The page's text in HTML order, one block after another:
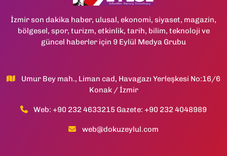
İzmir son dakika haber, ulusal, ekonomi, siyaset, magazin,
bölgesel, spor, turizm, etkinlik, tarih, bilim, teknoloji ve
güncel haberler için 9 Eylül Medya Grubu
Umur Bey mah., Liman cad, Havagazı Yerleşkesi No:16/6
Konak / İzmir
Web: +90 232 4633215 Gazete: +90 232 4048989
web@dokuzeylul.com